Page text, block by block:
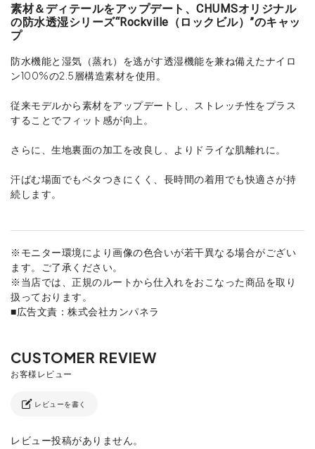
素材＆ディテールをアップデート、CHUMSオリジナル
の防水透湿シリーズ“Rockville（ロックビル）”のキャッ
プ
防水機能と湿気（蒸れ）を逃がす透湿機能を兼ね備えたナイロ
ン100%の2.5層構造素材を使用。
従来モデルから素材をアップデートし、ストレッチ性をプラス
することでフィット感が向上。
さらに、生地裏面の加工を改良し、よりドライな肌離れに。
汗ばむ場面でもベタつきにくく、長時間の着用でも快適さが持
続します。
※モニター環境により画像の色合いが若干異なる場合がござい
ます。ご了承ください。
※当店では、正規のルートから仕入れをおこなった商品を取り
扱っております。
■広告文責：株式会社カンパネラ
レビューを書く
レビュー投稿がありません。